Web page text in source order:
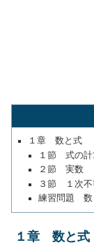
１章 数と式
１節 式の計
２節 実数
３節 １次不
練習問題 数
１章 数と式